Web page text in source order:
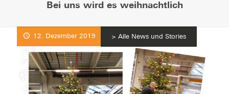
Bei uns wird es weihnachtlich
12. Dezember 2019 News und Stories